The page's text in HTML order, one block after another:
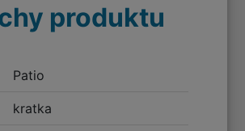
produktu
Patio
kratka